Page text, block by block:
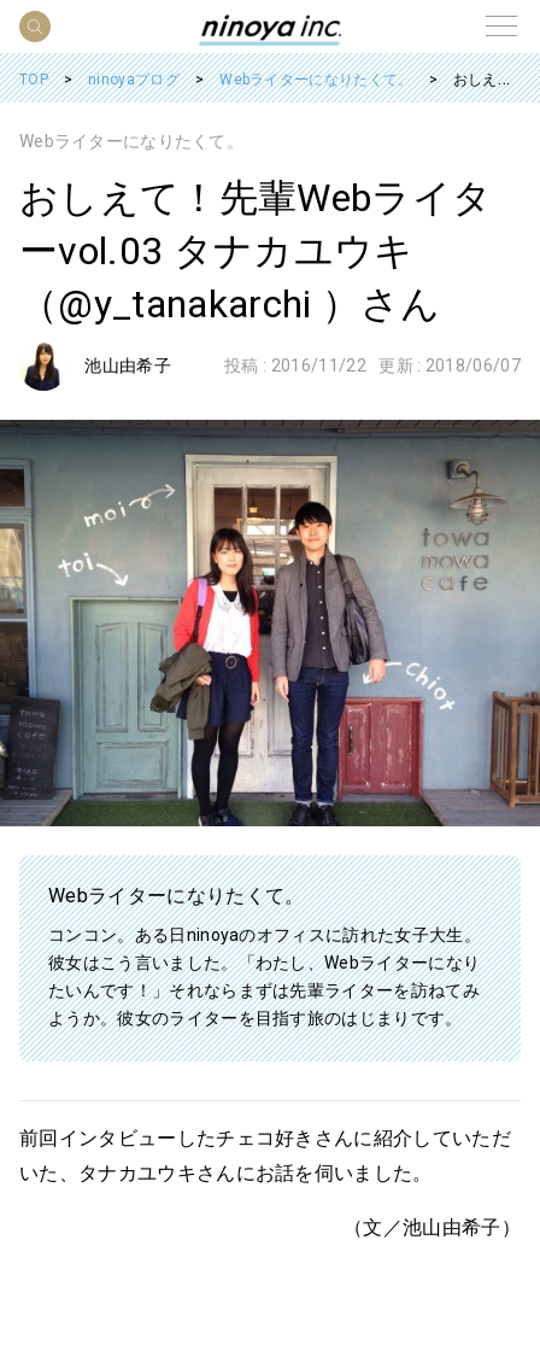
TOP ninoyaブログ Webライターになりたくて。 おしえて！先輩Webライターvol.03 タナカユウキ（@y_tanakarchi ）さん
Webライターになりたくて。
おしえて！先輩Webライタ
ーvol.03 タナカユウキ
（@y_tanakarchi ）さん
池山由希子 投稿 : 2016/11/22 更新 : 2018/06/07
Webライターになりたくて。
コンコン。ある日ninoyaのオフィスに訪れた女子大生。
彼女はこう言いました。「わたし、Webライターになり
たいんです！」それならまずは先輩ライターを訪ねてみ
ようか。彼女のライターを目指す旅のはじまりです。
前回インタビューしたチェコ好きさんに紹介していただ
いた、タナカユウキさんにお話を伺いました。
（文／池山由希子）